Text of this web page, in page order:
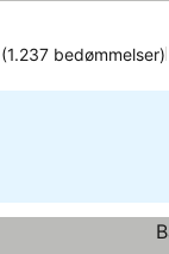
(1.237 bedømmelser)